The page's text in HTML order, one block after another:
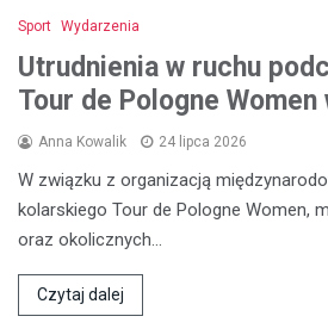
Sport Wydarzenia
Utrudnienia w ruchu
Tour de Pologne
Anna Kowalik 24 lipca 2026
W związku z organizacją
kolarskiego Tour de Pologne Women,
oraz okolicznych…
Czytaj dalej